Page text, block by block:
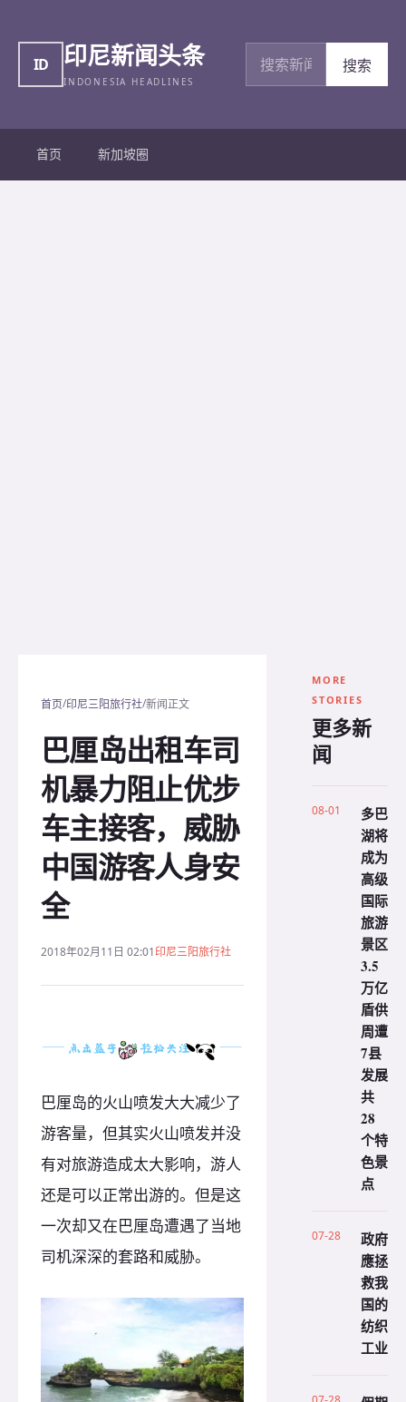
ID 印尼新闻头条
INDONESIA HEADLINES
搜索新闻
搜索
首页 新加坡圈
首页/印尼三阳旅行社/新闻正文
巴厘岛出租车司
机暴力阻止优步
车主接客，威胁
中国游客人身安
全
2018年02月11日 02:01印尼三阳旅行社
巴厘岛的火山喷发大大减少了
游客量，但其实火山喷发并没
有对旅游造成太大影响，游人
还是可以正常出游的。但是这
一次却又在巴厘岛遭遇了当地
司机深深的套路和威胁。
MORE
STORIES
更多新
闻
08-01
多巴
湖将
成为
高级
国际
旅游
景区
3.5
万亿
盾供
周遭
7县
发展
共
28
个特
色景
点
07-28
政府
應拯
救我
国的
纺织
工业